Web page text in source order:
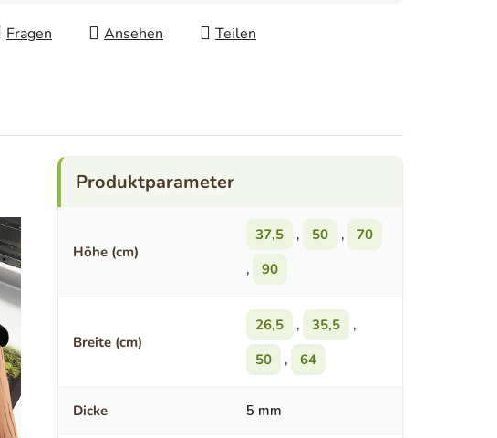
Fragen Ansehen Teilen
Höhe (cm)
37,5 , 50 ,
70
,
90
Breite (cm)
26,5 , 35,5
,
50
, 64
Dicke 5 mm